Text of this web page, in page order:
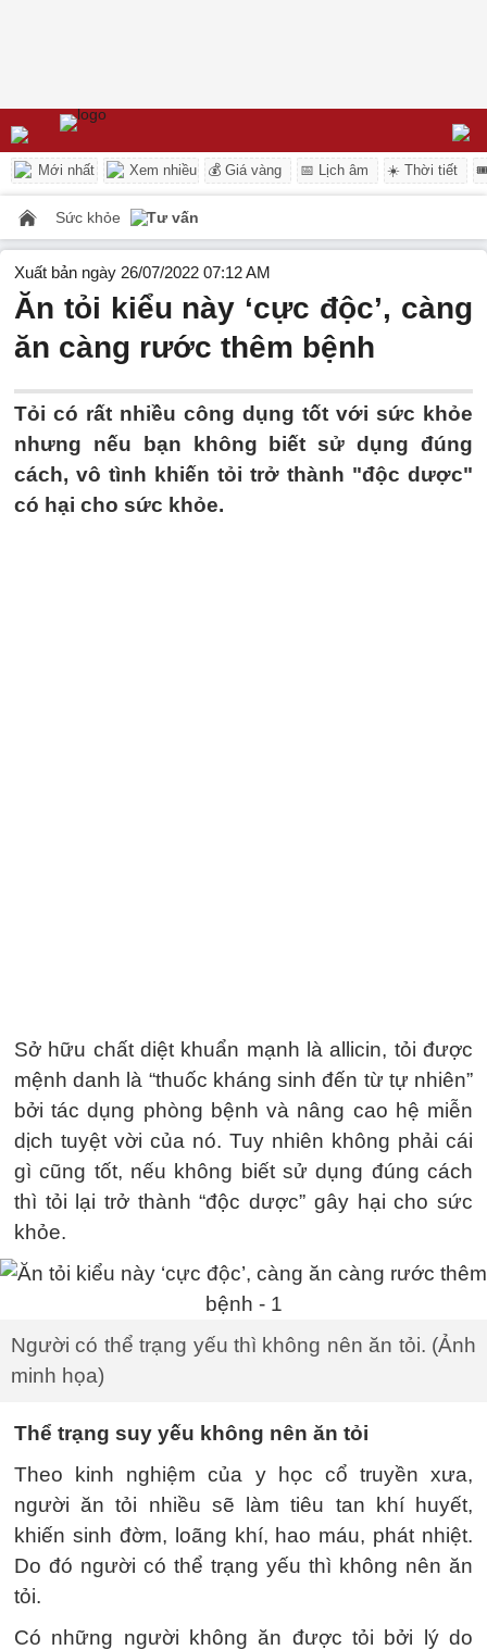
Mới nhất Xem nhiều 💰 Giá vàng 📅 Lịch âm ☀️ Thời tiết
Sức khỏe Tư vấn
Xuất bản ngày 26/07/2022 07:12 AM
Ăn tỏi kiểu này ‘cực độc’, càng
ăn càng rước thêm bệnh
Tỏi có rất nhiều công dụng tốt với sức khỏe
nhưng nếu bạn không biết sử dụng đúng
cách, vô tình khiến tỏi trở thành "độc dược"
có hại cho sức khỏe.
Sở hữu chất diệt khuẩn mạnh là allicin, tỏi được
mệnh danh là “thuốc kháng sinh đến từ tự nhiên”
bởi tác dụng phòng bệnh và nâng cao hệ miễn
dịch tuyệt vời của nó. Tuy nhiên không phải cái
gì cũng tốt, nếu không biết sử dụng đúng cách
thì tỏi lại trở thành “độc dược” gây hại cho sức
khỏe.
Người có thể trạng yếu thì không nên ăn tỏi. (Ảnh
minh họa)
Thể trạng suy yếu không nên ăn tỏi
Theo kinh nghiệm của y học cổ truyền xưa,
người ăn tỏi nhiều sẽ làm tiêu tan khí huyết,
khiến sinh đờm, loãng khí, hao máu, phát nhiệt.
Do đó người có thể trạng yếu thì không nên ăn
tỏi.
Có những người không ăn được tỏi bởi lý do